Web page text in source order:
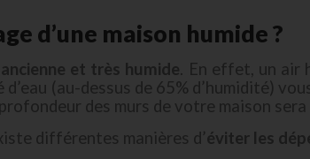
d’une maison humide ?
et très humide. En effet, un air
(au-dessus de 65% d’humidité)
des murs de votre maison
différentes manières d’éviter les